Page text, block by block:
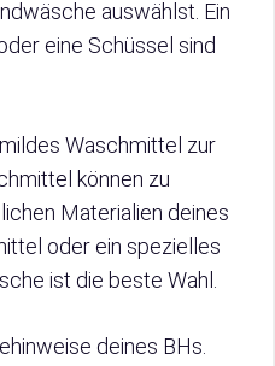
auswählst. Ein
eine Schüssel sind
Waschmittel zur
können zu
Materialien deines
oder ein spezielles
ist die beste Wahl.
deines BHs.